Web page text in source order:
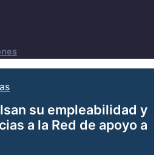
su empleabilidad y
a la Red de apoyo a